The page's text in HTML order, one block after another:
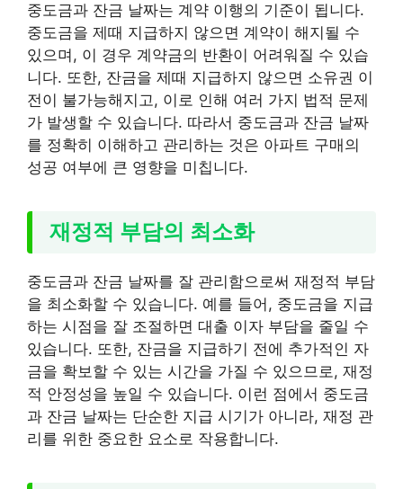
중도금과 잔금 날짜는 계약 이행의 기준이 됩니다.
중도금을 제때 지급하지 않으면 계약이 해지될 수
있으며, 이 경우 계약금의 반환이 어려워질 수 있습
니다. 또한, 잔금을 제때 지급하지 않으면 소유권 이
전이 불가능해지고, 이로 인해 여러 가지 법적 문제
가 발생할 수 있습니다. 따라서 중도금과 잔금 날짜
를 정확히 이해하고 관리하는 것은 아파트 구매의
성공 여부에 큰 영향을 미칩니다.
재정적 부담의 최소화
중도금과 잔금 날짜를 잘 관리함으로써 재정적 부담
을 최소화할 수 있습니다. 예를 들어, 중도금을 지급
하는 시점을 잘 조절하면 대출 이자 부담을 줄일 수
있습니다. 또한, 잔금을 지급하기 전에 추가적인 자
금을 확보할 수 있는 시간을 가질 수 있으므로, 재정
적 안정성을 높일 수 있습니다. 이런 점에서 중도금
과 잔금 날짜는 단순한 지급 시기가 아니라, 재정 관
리를 위한 중요한 요소로 작용합니다.